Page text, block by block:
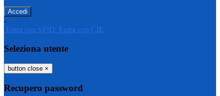
-
Entra con SPID Entra con CIE
Seleziona utente
button close ×
Recupero password